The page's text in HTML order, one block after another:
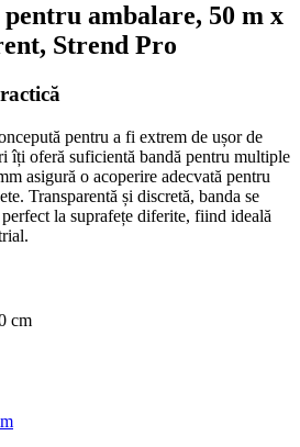
ambalare, 50 m x
Strend Pro
pentru a fi extrem de ușor de
îți oferă suficientă bandă pentru multiple
asigură o acoperire adecvată pentru
Transparentă și discretă, banda se
la suprafețe diferite, fiind ideală
cm